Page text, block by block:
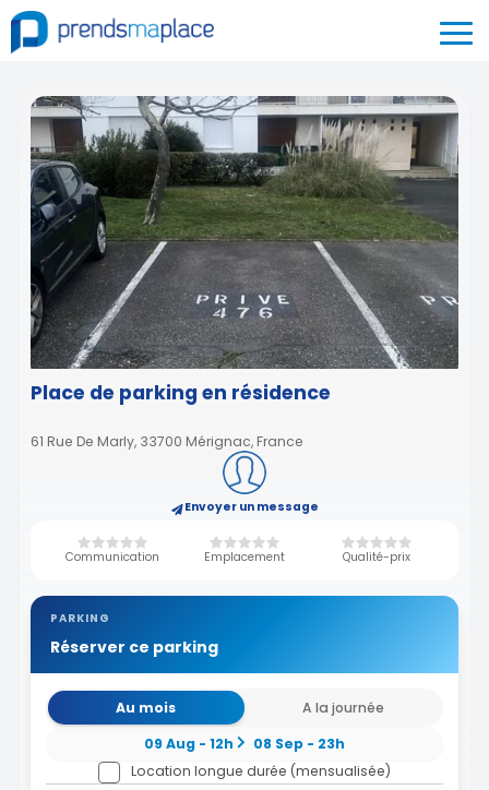
Place de parking en résidence
61 Rue De Marly, 33700 Mérignac, France
Envoyer un message
Communication Emplacement Qualité-prix
PARKING
Réserver ce parking
Au mois
A la journée
09 Aug - 12h
08 Sep - 23h
Location longue durée (mensualisée)